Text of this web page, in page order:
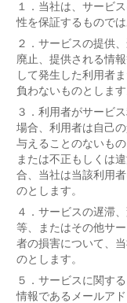
１． 当社は、サービ
性を保証するものでは
２． サービスの提供
廃止、提供される情
して発生した利用者
負わないものとします
３． 利用者がサービ
場合、利用者は自己
与えることのないも
または不正もしくは
合、当社は当該利用
のとします。
４． サービスの遅滞
等、またはその他サ
者の損害について、
のとします。
５． サービスに関す
情報であるメールア